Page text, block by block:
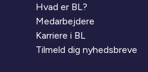
Hvad er BL?
Medarbejdere
Karriere i BL
Tilmeld dig nyhedsbreve